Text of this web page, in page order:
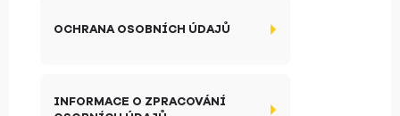
OCHRANA OSOBNÍCH ÚDAJŮ
INFORMACE O ZPRACOVÁNÍ